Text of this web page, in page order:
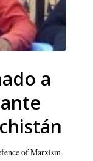
a
of Marxism